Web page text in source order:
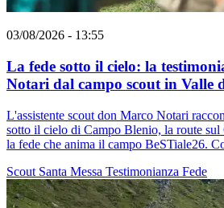
03/08/2026 - 13:55
La fede sotto il cielo: la
Notari dal campo scout in Valle
L'assistente scout don Marco Notari
sotto il cielo di Campo Blenio, la route sul
la fede che anima il campo BeSTiale26.
Scout Santa Messa Testimonianza Fede